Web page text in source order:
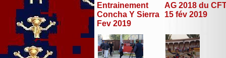
Entrainement
Concha Y Sierra
Fev 2019
AG 2018 du
15 fév 2019